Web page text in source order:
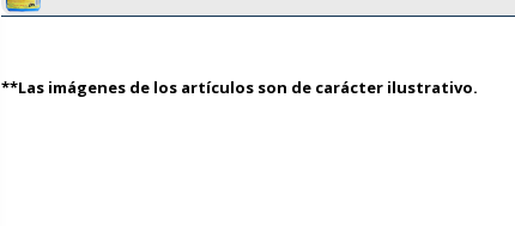
**Las imágenes de los artículos son de carácter ilustrativo.